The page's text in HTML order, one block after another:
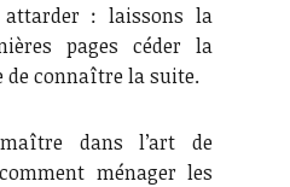
: laissons la
pages céder la
de connaître la suite.
dans l’art de
ménager les